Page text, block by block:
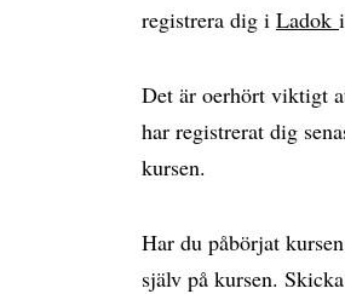
registrera dig i Ladok
Det är oerhört viktigt
har registrerat dig
kursen.
Har du påbörjat
själv på kursen.